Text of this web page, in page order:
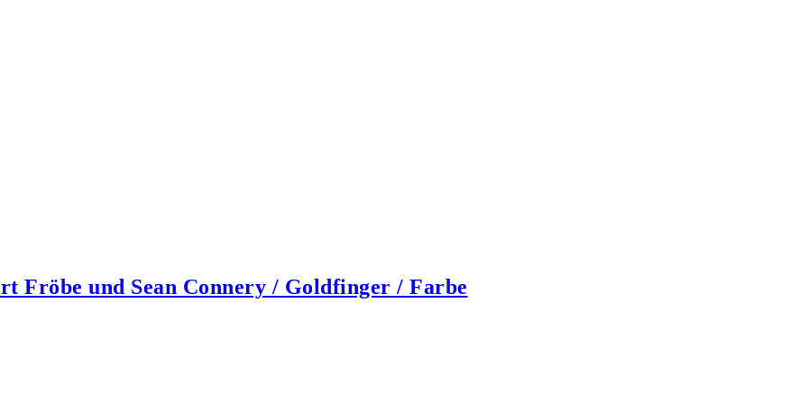
Fröbe und Sean Connery / Goldfinger / Farbe